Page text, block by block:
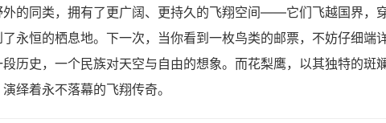
的同类，拥有了更广阔、更持久的飞翔空间——它们飞越国界，
永恒的栖息地。下一次，当你看到一枚鸟类的邮票，不妨仔细端详
历史，一个民族对天空与自由的想象。而花梨鹰，以其独特的斑
绎着永不落幕的飞翔传奇。